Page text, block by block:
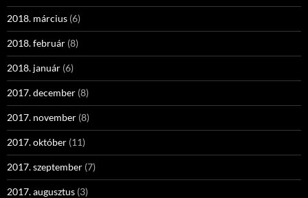
2018. március (6)
2018. február (8)
2018. január (6)
2017. december (8)
2017. november (8)
2017. október (11)
2017. szeptember (7)
2017. augusztus (3)